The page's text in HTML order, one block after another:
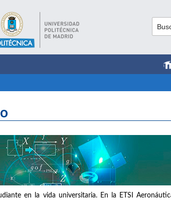
en la vida universitaria. En la ETSI